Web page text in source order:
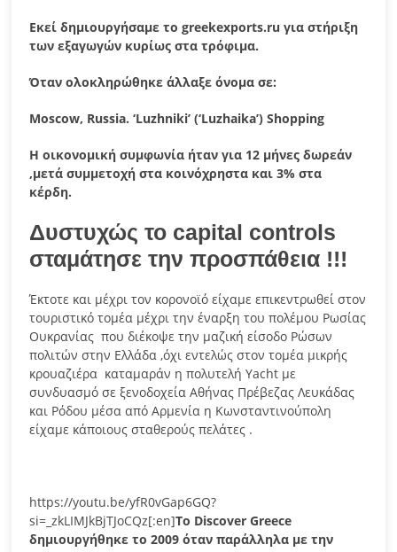
Εκεί δημιουργήσαμε τοgreekexports.ru για στήριξη
των εξαγωγών κυρίως στα τρόφιμα.
Όταν ολοκληρώθηκε άλλαξε όνομα σε:
Moscow, Russia.‘Luzhniki’ (‘Luzhaika’) Shopping
Η οικονομική συμφωνία ήταν για 12 μήνες δωρεάν
,μετά συμμετοχή στα κοινόχρηστα και 3% στα
κέρδη.
Δυστυχώς το capital controls
σταμάτησε την προσπάθεια !!!
Έκτοτε και μέχρι τον κορονοϊό είχαμε επικεντρωθεί στον
τουριστικό τομέα μέχρι την έναρξη του πολέμου Ρωσίας
Ουκρανίας που διέκοψε την μαζική είσοδο Ρώσων
πολιτών στην Ελλάδα ,όχι εντελώς στον τομέα μικρής
κρουαζιέρα καταμαράν η πολυτελή Yacht με
συνδυασμό σε ξενοδοχεία Αθήνας Πρέβεζας Λευκάδας
και Ρόδου μέσα από Αρμενία η Κωνσταντινούπολη
είχαμε κάποιους σταθερούς πελάτες .
https://youtu.be/yfR0vGap6GQ?
si=_zkLIMJkBjTJoCQz[:en]Το Discover Greece
δημιουργήθηκε το 2009 όταν παράλληλα με την